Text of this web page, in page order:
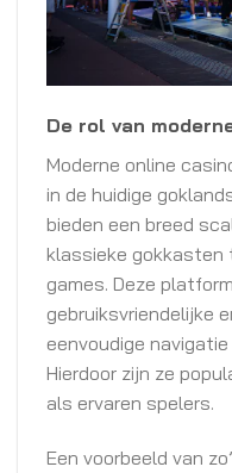
De rol van
Moderne online
in de huidige
bieden een breed
klassieke gokkasten
games. Deze
gebruiksvriendelijke
eenvoudige
Hierdoor zijn ze
als ervaren spelers.
Een voorbeeld van